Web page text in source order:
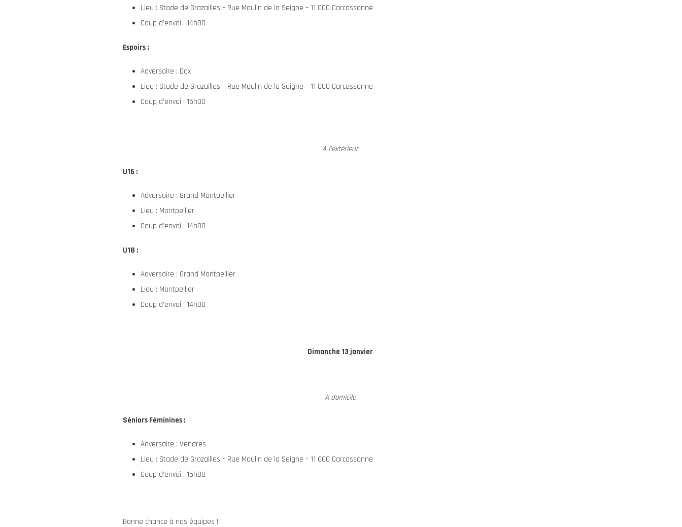
Lieu : Stade de Grazailles – Rue Moulin de la Seigne – 11 000 Carcassonne
Coup d’envoi : 14h00
Espoirs :
Adversaire : Dax
Lieu : Stade de Grazailles – Rue Moulin de la Seigne – 11 000 Carcassonne
Coup d’envoi : 15h00
A l’extérieur
U16 :
Adversaire : Grand Montpellier
Lieu : Montpellier
Coup d’envoi : 14h00
U18 :
Adversaire : Grand Montpellier
Lieu : Montpellier
Coup d’envoi : 14h00
Dimanche 13 janvier
A domicile
Séniors Féminines :
Adversaire : Vendres
Lieu : Stade de Grazailles – Rue Moulin de la Seigne – 11 000 Carcassonne
Coup d’envoi : 15h00
Bonne chance à nos équipes !